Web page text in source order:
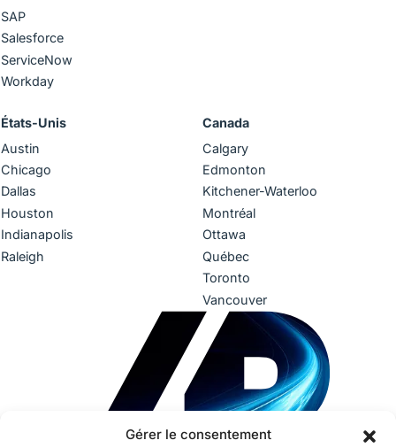
Gérer le consentement
SAP
Salesforce
ServiceNow
Workday
États-Unis
Austin
Chicago
Dallas
Houston
Indianapolis
Raleigh
Canada
Calgary
Edmonton
Kitchener-Waterloo
Montréal
Ottawa
Québec
Toronto
Vancouver